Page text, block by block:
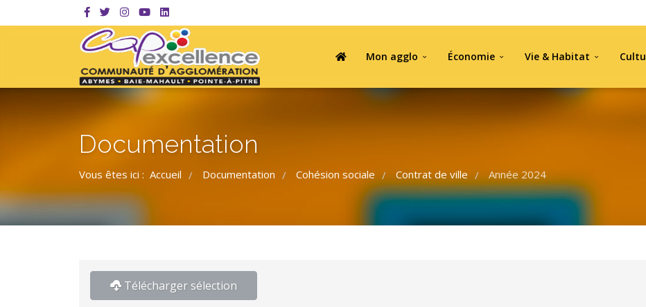
Mon agglo Économie Vie & Habitat
Documentation
Vous êtes ici : Accueil / Documentation / Cohésion sociale / Contrat de ville / Année 2024
Télécharger sélection